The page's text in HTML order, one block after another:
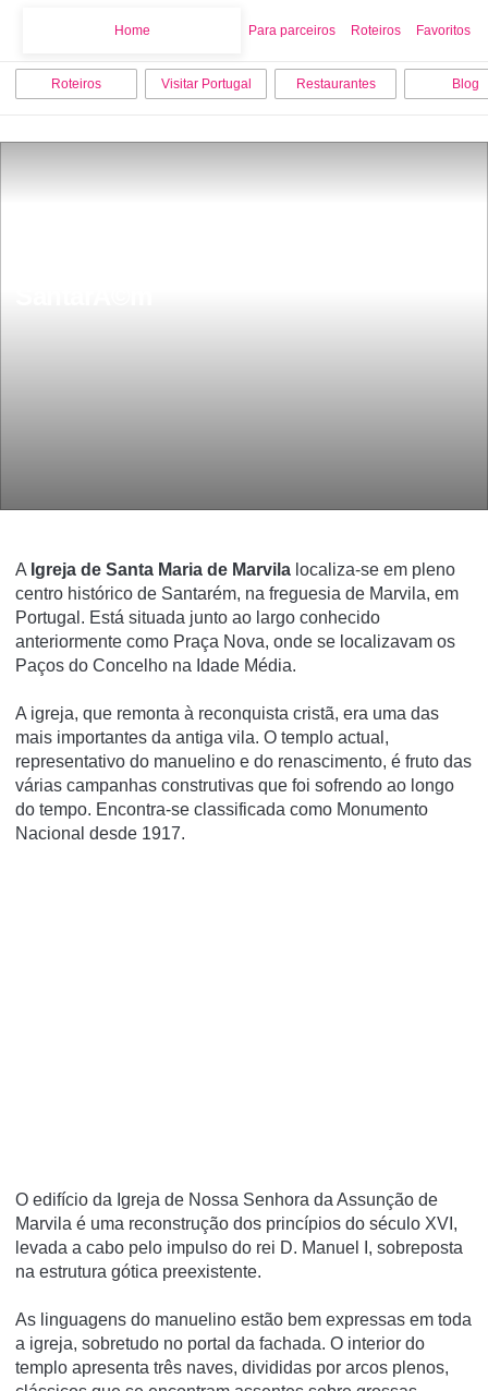
Home Para parceiros Roteiros Favoritos
Roteiros Visitar Portugal Restaurantes Blog
A Igreja de Santa Maria de Marvila localiza-se em pleno
centro histórico de Santarém, na freguesia de Marvila, em
Portugal. Está situada junto ao largo conhecido
anteriormente como Praça Nova, onde se localizavam os
Paços do Concelho na Idade Média.
A igreja, que remonta à reconquista cristã, era uma das
mais importantes da antiga vila. O templo actual,
representativo do manuelino e do renascimento, é fruto das
várias campanhas construtivas que foi sofrendo ao longo
do tempo. Encontra-se classificada como Monumento
Nacional desde 1917.
O edifício da Igreja de Nossa Senhora da Assunção de
Marvila é uma reconstrução dos princípios do século XVI,
levada a cabo pelo impulso do rei D. Manuel I, sobreposta
na estrutura gótica preexistente.
As linguagens do manuelino estão bem expressas em toda
a igreja, sobretudo no portal da fachada. O interior do
templo apresenta três naves, divididas por arcos plenos,